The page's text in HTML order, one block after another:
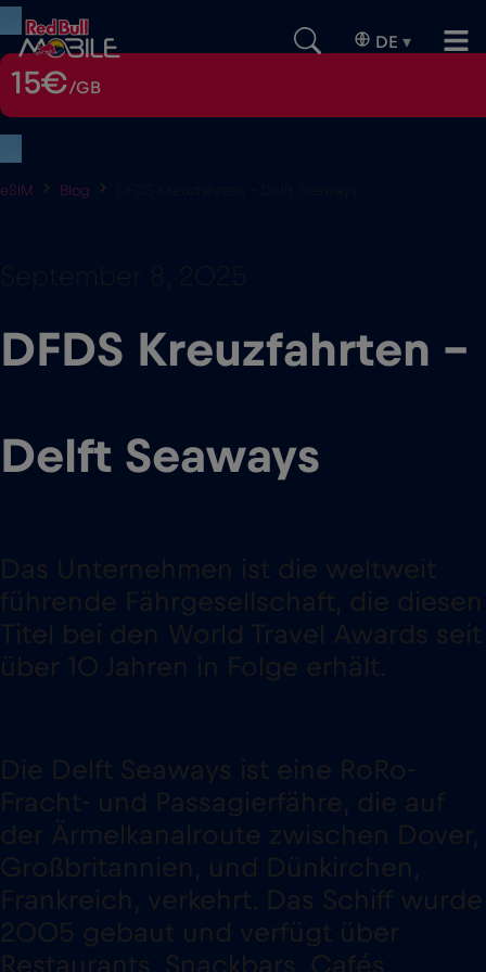
DE ▾
15€/GB
eSIM Blog
September 8, 2025
DFDS Kreuzfahrten –
Delft Seaways
Das Unternehmen ist die weltweit
führende Fährgesellschaft, die diesen
Titel bei den World Travel Awards seit
über 10 Jahren in Folge erhält.
Die Delft Seaways ist eine RoRo-
Fracht- und Passagierfähre, die auf
der Ärmelkanalroute zwischen Dover,
Großbritannien, und Dünkirchen,
Frankreich, verkehrt. Das Schiff wurde
2005 gebaut und verfügt über
Restaurants, Snackbars, Cafés,